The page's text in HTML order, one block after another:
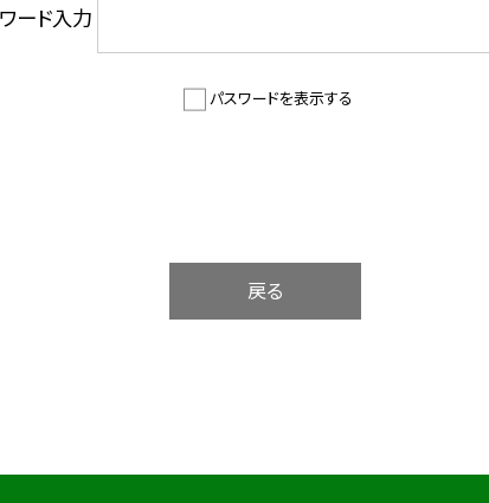
ード入力
パスワードを表示する
戻る